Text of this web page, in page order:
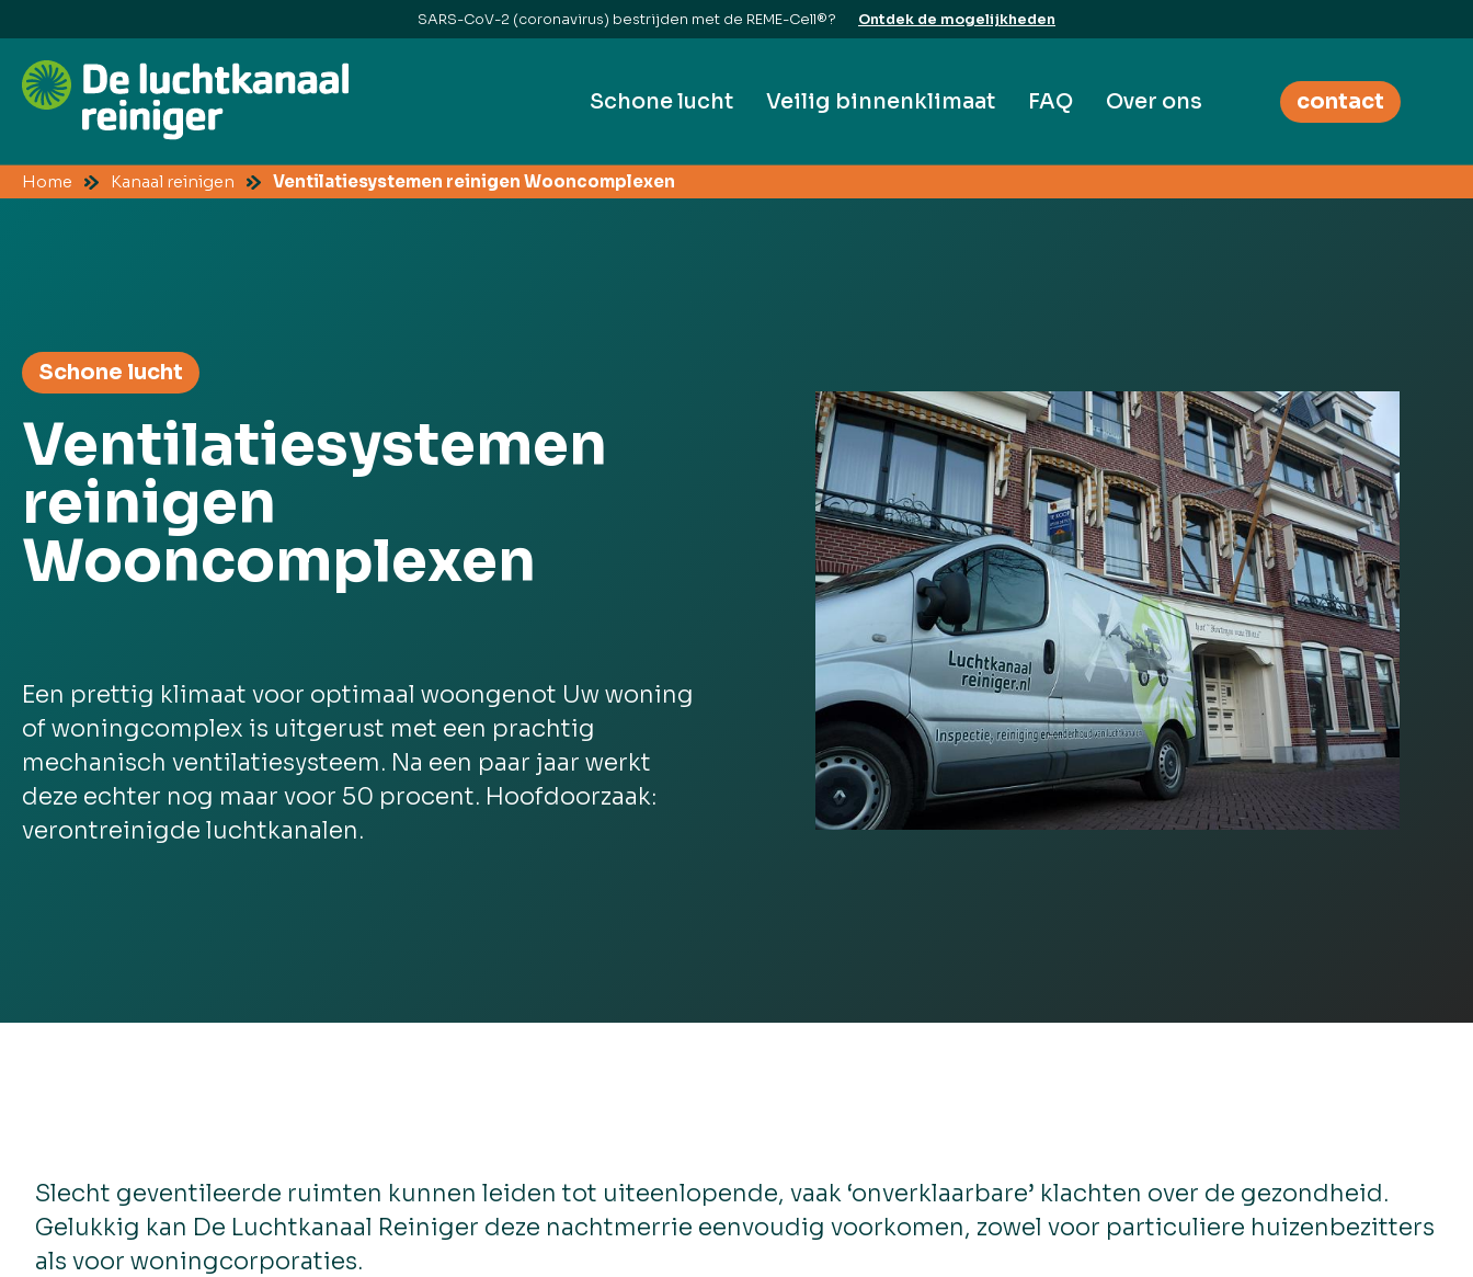
SARS-CoV-2 (coronavirus) bestrijden met de REME-Cell®? Ontdek de mogelijkheden
Schone lucht Veilig binnenklimaat FAQ Over ons contact
Home Kanaal reinigen Ventilatiesystemen reinigen Wooncomplexen
Schone lucht
Ventilatiesystemen
reinigen
Wooncomplexen
Een prettig klimaat voor optimaal woongenot Uw woning
of woningcomplex is uitgerust met een prachtig
mechanisch ventilatiesysteem. Na een paar jaar werkt
deze echter nog maar voor 50 procent. Hoofdoorzaak:
verontreinigde luchtkanalen.
Slecht geventileerde ruimten kunnen leiden tot uiteenlopende, vaak ‘onverklaarbare’ klachten over de gezondheid.
Gelukkig kan De Luchtkanaal Reiniger deze nachtmerrie eenvoudig voorkomen, zowel voor particuliere huizenbezitters
als voor woningcorporaties.